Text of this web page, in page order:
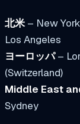
北米 – New
Los Angeles
ヨーロッパ–
(Switzerland)
Middle East
Sydney